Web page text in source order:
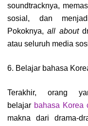
soundtracknya,
sosial, dan
Pokoknya,all about
atau seluruh media
6. Belajar bahasa
Terakhir, orang
belajar bahasa Korea
makna dari drama-